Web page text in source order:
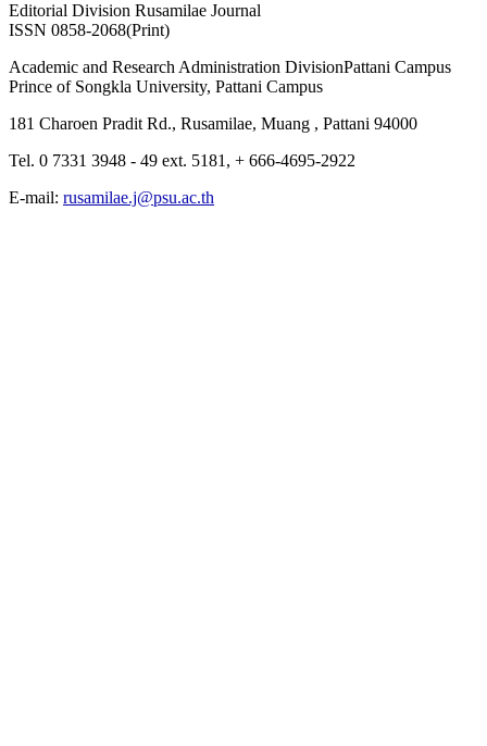
Editorial Division Rusamilae Journal
ISSN 0858-2068(Print)
Academic and Research Administration DivisionPattani Campus
Prince of Songkla University, Pattani Campus
181 Charoen Pradit Rd., Rusamilae, Muang , Pattani 94000
Tel. 0 7331 3948 - 49 ext. 5181, + 666-4695-2922
E-mail: rusamilae.j@psu.ac.th